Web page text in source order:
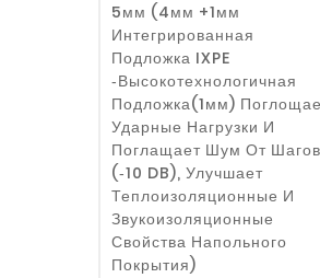
5мм (4мм +1мм
Интегрированная
Подложка IXPE
‑высокотехнологичная
Подложка(1мм)
Ударные Нагрузки И
Поглащает Шум От Шагов
(‑10 DB), Улучшает
Теплоизоляционные И
Звукоизоляционные
Свойства Напольного
Покрытия)